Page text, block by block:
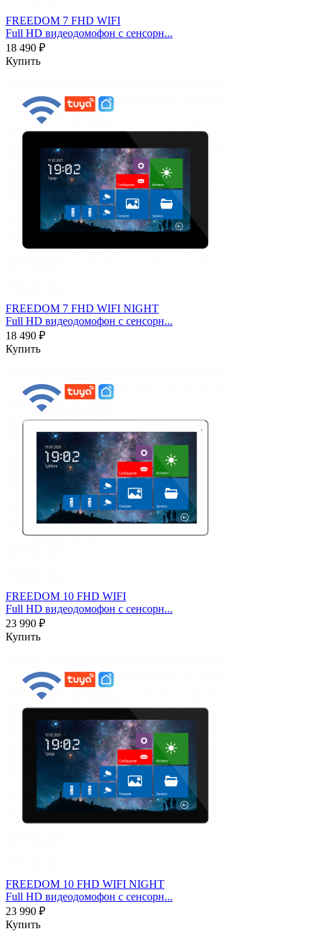
FREEDOM 7 FHD WIFI
Full HD видеодомофон с сенсорн...
18 490 ₽
Купить
FREEDOM 7 FHD WIFI NIGHT
Full HD видеодомофон с сенсорн...
18 490 ₽
Купить
FREEDOM 10 FHD WIFI
Full HD видеодомофон с сенсорн...
23 990 ₽
Купить
FREEDOM 10 FHD WIFI NIGHT
Full HD видеодомофон с сенсорн...
23 990 ₽
Купить